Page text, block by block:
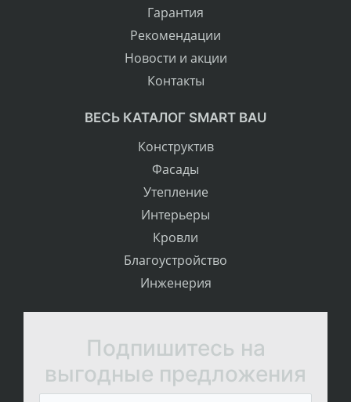
Гарантия
Рекомендации
Новости и акции
Контакты
ВЕСЬ КАТАЛОГ SMART BAU
Конструктив
Фасады
Утепление
Интерьеры
Кровли
Благоустройство
Инженерия
Подпишитесь на
выгодные предложения